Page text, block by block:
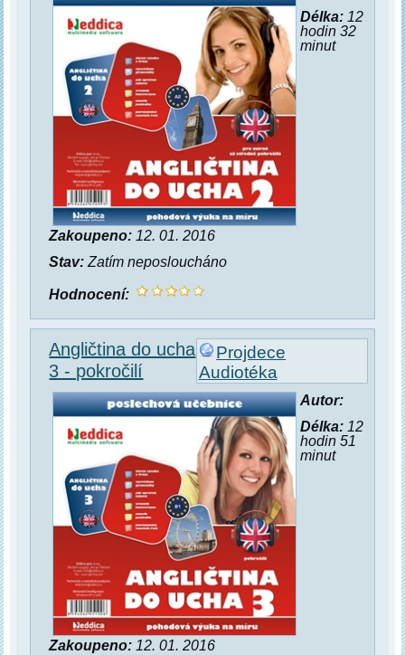
Délka:12
hodin 32
minut
Zakoupeno: 12. 01. 2016
Stav: Zatím neposloucháno
Hodnocení:
Projdece
Audiotéka
Angličtina do ucha
3 - pokročilí
Autor:
Délka:12
hodin 51
minut
Zakoupeno: 12. 01. 2016